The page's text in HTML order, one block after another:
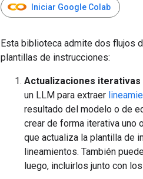
Iniciar Google Colab
Esta biblioteca admite dos flujos
plantillas de instrucciones:
Actualizaciones
un LLM para extraer
resultado del modelo o de
crear de forma iterativa uno
que actualiza la plantilla de
lineamientos. También
luego, incluirlos junto con